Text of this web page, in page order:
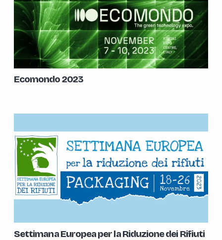
Ecomondo 2023
Settimana Europea per la Riduzione dei Rifiuti